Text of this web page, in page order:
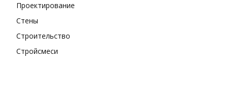
Проектирование
Стены
Строительство
Стройсмеси